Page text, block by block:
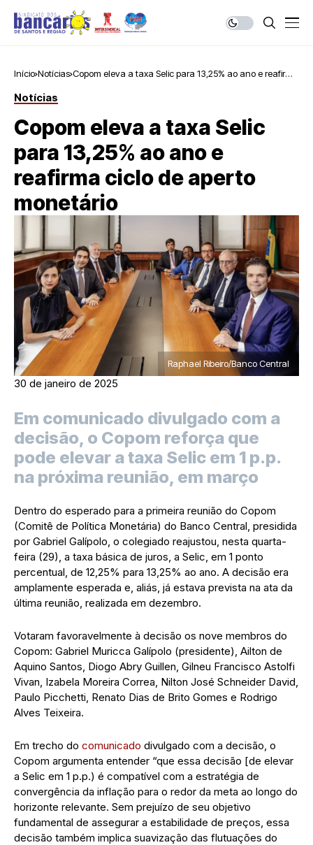
Início Notícias Copom eleva a taxa Selic para 13,25% ao ano e reafirma
Notícias
Copom eleva a taxa Selic
para 13,25% ao ano e
reafirma ciclo de aperto
monetário
Raphael Ribeiro/Banco Central
30 de janeiro de 2025
Em comunicado divulgado com a
decisão, o Copom reforça que
pode elevar a taxa Selic em 1 p.p.
na próxima reunião, em março
Dentro do esperado para a primeira reunião do Copom
(Comitê de Política Monetária) do Banco Central, presidida
por Gabriel Galípolo, o colegiado reajustou, nesta quarta-
feira (29), a taxa básica de juros, a Selic, em 1 ponto
percentual, de 12,25% para 13,25% ao ano. A decisão era
amplamente esperada e, aliás, já estava prevista na ata da
última reunião, realizada em dezembro.
Votaram favoravelmente à decisão os nove membros do
Copom: Gabriel Muricca Galípolo (presidente), Ailton de
Aquino Santos, Diogo Abry Guillen, Gilneu Francisco Astolfi
Vivan, Izabela Moreira Correa, Nilton José Schneider David,
Paulo Picchetti, Renato Dias de Brito Gomes e Rodrigo
Alves Teixeira.
Em trecho do comunicado divulgado com a decisão, o
Copom argumenta entender “que essa decisão [de elevar
a Selic em 1 p.p.) é compatível com a estratégia de
convergência da inflação para o redor da meta ao longo do
horizonte relevante. Sem prejuízo de seu objetivo
fundamental de assegurar a estabilidade de preços, essa
decisão também implica suavização das flutuações do